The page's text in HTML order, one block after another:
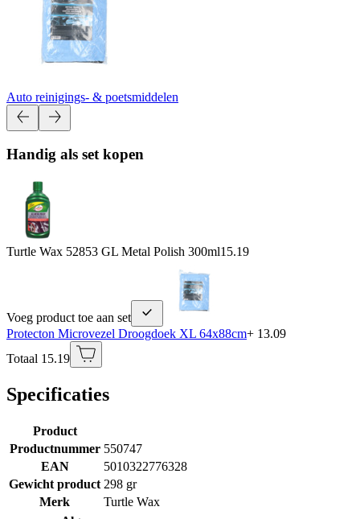
Auto reinigings- & poetsmiddelen
Handig als set kopen
Turtle Wax 52853 GL Metal Polish 300ml15.19
Voeg product toe aan set
Protecton Microvezel Droogdoek XL 64x88cm+ 13.09
Totaal 15.19
Specificaties
Product
Productnummer 550747
EAN
5010322776328
Gewicht product 298 gr
Merk
Turtle Wax